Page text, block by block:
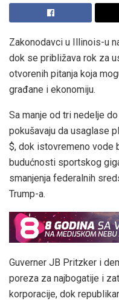
Zakonodavci u Illinois-u
dok se približava rok za
otvorenih pitanja koja
građane i ekonomiju.
Sa manje od tri nedelje
pokušavaju da usaglase
$, dok istovremeno vode
budućnosti sportskog
smanjenja federalnih
Trump-a.
Guverner JB Pritzker i
poreza za najbogatije i
korporacije, dok